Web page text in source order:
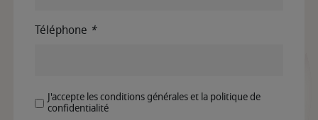
Téléphone *
J'accepte les conditions générales et la politique de
confidentialité